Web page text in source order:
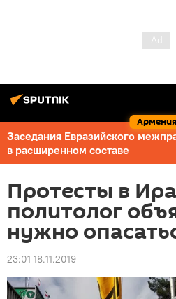
Армения
Заседания Евразийского
в расширенном составе
Протесты в
политолог
нужно
23:01 18.11.2019